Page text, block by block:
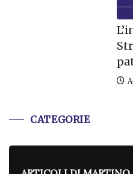
CATEGORIE